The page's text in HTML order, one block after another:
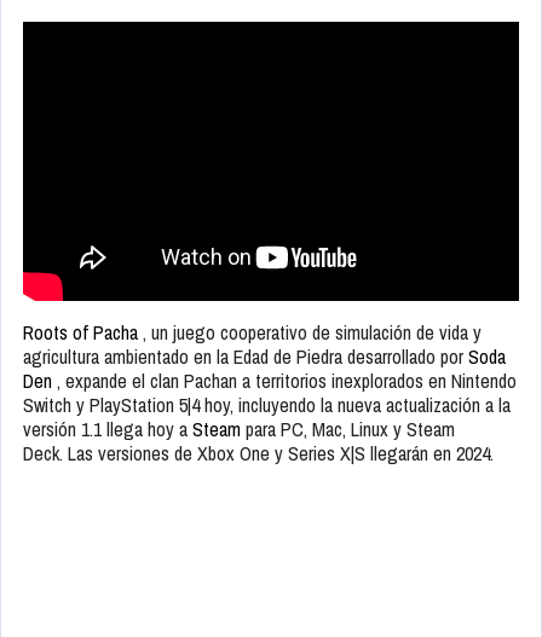
Roots of Pacha, un juego cooperativo de simulación de vida y
agricultura ambientado en la Edad de Piedra desarrollado porSoda
Den, expande el clan Pachan a territorios inexplorados en Nintendo
Switch y PlayStation 5|4 hoy, incluyendo la nueva actualización a la
versión 1.1 llega hoy aSteampara PC, Mac, Linux y Steam
Deck. Las versiones de Xbox One y Series X|S llegarán en 2024.